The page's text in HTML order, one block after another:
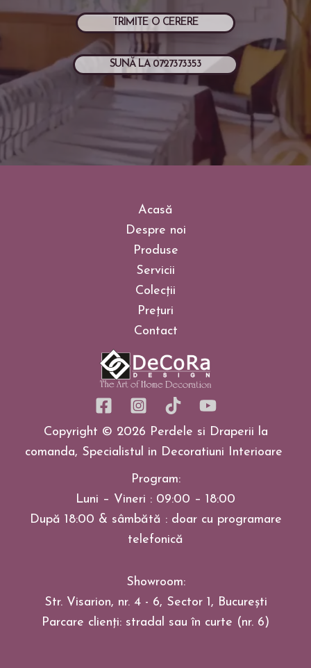
TRIMITE O CERERE
SUNĂ LA 0727373353
Acasă
Despre noi
Produse
Servicii
Colecții
Prețuri
Contact
Copyright © 2026 Perdele si Draperii la
comanda, Specialistul in Decoratiuni Interioare
Program:
Luni – Vineri : 09:00 – 18:00
După 18:00 & sâmbătă : doar cu programare
telefonică
Showroom:
Str. Visarion, nr. 4 - 6, Sector 1, București
Parcare clienți: stradal sau în curte (nr. 6)